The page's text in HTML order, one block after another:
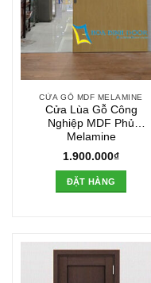
CỬA GỖ MDF MELAMINE
Cửa Lùa Gỗ Công
Nghiệp MDF Phủ
Melamine
1.900.000₫
ĐẶT HÀNG